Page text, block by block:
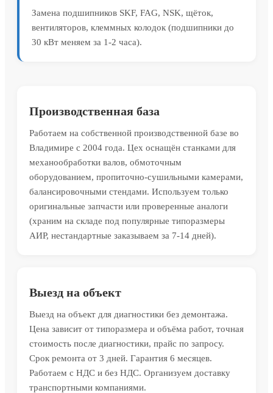
Замена подшипников SKF, FAG, NSK, щёток,
вентиляторов, клеммных колодок (подшипники до
30 кВт меняем за 1-2 часа).
Производственная база
Работаем на собственной производственной базе во
Владимире с 2004 года. Цех оснащён станками для
механообработки валов, обмоточным
оборудованием, пропиточно-сушильными камерами,
балансировочными стендами. Используем только
оригинальные запчасти или проверенные аналоги
(храним на складе под популярные типоразмеры
АИР, нестандартные заказываем за 7-14 дней).
Выезд на объект
Выезд на объект для диагностики без демонтажа.
Цена зависит от типоразмера и объёма работ, точная
стоимость после диагностики, прайс по запросу.
Срок ремонта от 3 дней. Гарантия 6 месяцев.
Работаем с НДС и без НДС. Организуем доставку
транспортными компаниями.